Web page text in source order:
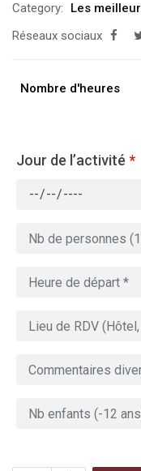
Category:
Les
Réseaux sociaux
Nombre d'heures
Jour de l’activité *